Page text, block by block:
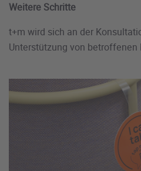
Weitere Schritte
t+m wird sich an der
Unterstützung von